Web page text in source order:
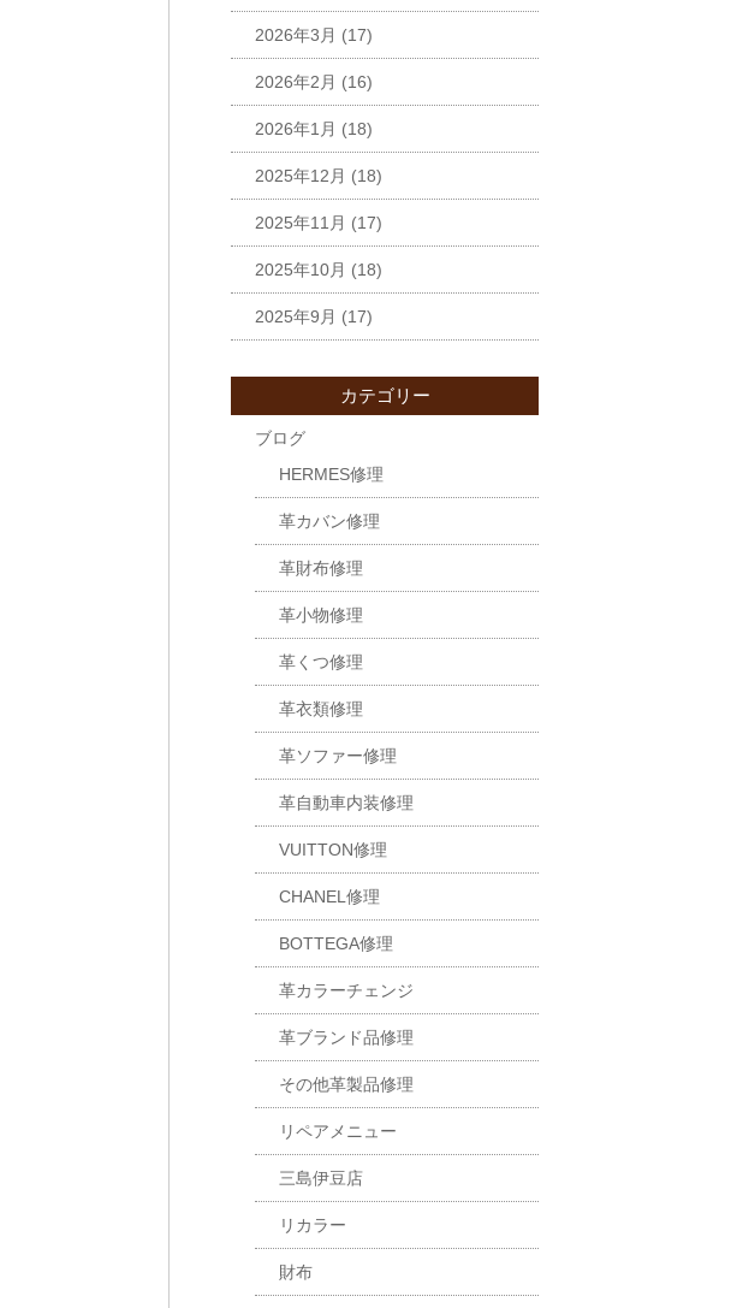
2026年3月 (17)
2026年2月 (16)
2026年1月 (18)
2025年12月 (18)
2025年11月 (17)
2025年10月 (18)
2025年9月 (17)
カテゴリー
ブログ
HERMES修理
革カバン修理
革財布修理
革小物修理
革くつ修理
革衣類修理
革ソファー修理
革自動車内装修理
VUITTON修理
CHANEL修理
BOTTEGA修理
革カラーチェンジ
革ブランド品修理
その他革製品修理
リペアメニュー
三島伊豆店
リカラー
財布